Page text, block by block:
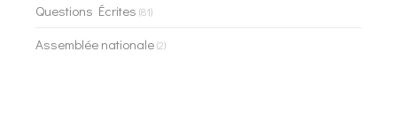
Questions Écrites (81)
Assemblée nationale(2)